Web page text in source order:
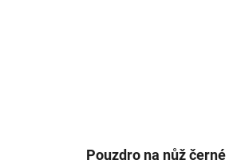
Pouzdro na nůž černé